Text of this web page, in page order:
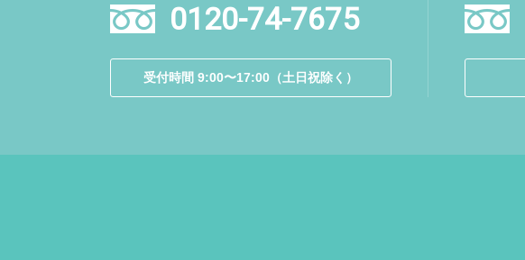
0120-74-7675
受付時間 9:00〜17:00（土日祝除く）